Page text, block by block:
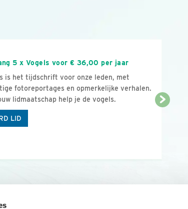
5 x Vogels voor € 36,00 per jaar
is het tijdschrift voor onze leden, met
fotoreportages en opmerkelijke verhalen.
lidmaatschap help je de vogels.
LID